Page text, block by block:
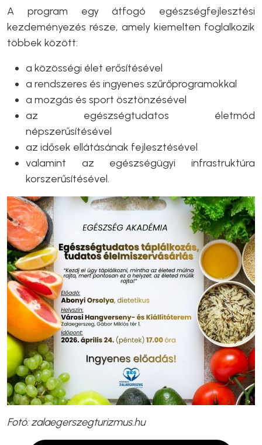
A program egy átfogó egészségfejlesztési
kezdeményezés része, amely kiemelten foglalkozik
többek között:
a közösségi élet erősítésével
a rendszeres és ingyenes szűrőprogramokkal
a mozgás és sport ösztönzésével
az egészségtudatos életmód
népszerűsítésével
az idősek ellátásának fejlesztésével
valamint az egészségügyi infrastruktúra
korszerűsítésével.
Fotó: zalaegerszegturizmus.hu